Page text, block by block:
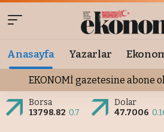
Anasayfa Yazarlar
EKONOMİ gazetesine abone
Borsa
13798.82 0.7
Dolar
47.7006